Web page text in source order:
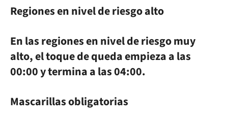
Regiones en nivel de riesgo alto
En las regiones en nivel de riesgo muy
alto, el toque de queda empieza a las
00:00 y termina a las 04:00.
Mascarillas obligatorias